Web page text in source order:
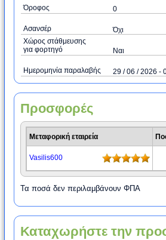
Όροφος 0
Ασανσέρ
Όχι
Χώρος στάθμευσης
για φορτηγό
Ναι
Ημερομηνία παραλαβής 29 / 06 / 2026 -
Προσφορές
Μεταφορική εταιρεία
Vasilis600
Τα ποσά δεν περιλαμβάνουν ΦΠΑ
Καταχωρήστε την